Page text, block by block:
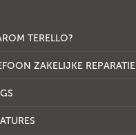
TERELLO?
ZAKELIJKE REPARATIE